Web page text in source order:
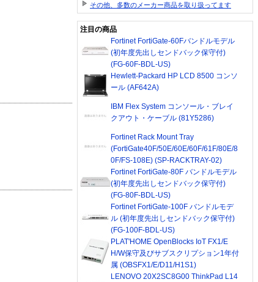
その他、多数のメーカー商品を取り扱ってます
注目の商品
Fortinet FortiGate-60Fバンドルモデル
(初年度先出しセンドバック保守付)
(FG-60F-BDL-US)
Hewlett-Packard HP LCD 8500 コンソ
ール (AF642A)
IBM Flex System コンソール・ブレイ
クアウト・ケーブル (81Y5286)
Fortinet Rack Mount Tray
(FortiGate40F/50E/60E/60F/61F/80E/8
0F/FS-108E) (SP-RACKTRAY-02)
Fortinet FortiGate-80F バンドルモデル
(初年度先出しセンドバック保守付)
(FG-80F-BDL-US)
Fortinet FortiGate-100F バンドルモデ
ル (初年度先出しセンドバック保守付)
(FG-100F-BDL-US)
PLAT'HOME OpenBlocks IoT FX1/E
H/W保守及びサブスクリプション1年付
属 (OBSFX1/E/D11/H1S1)
LENOVO 20X2SC8G00 ThinkPad L14